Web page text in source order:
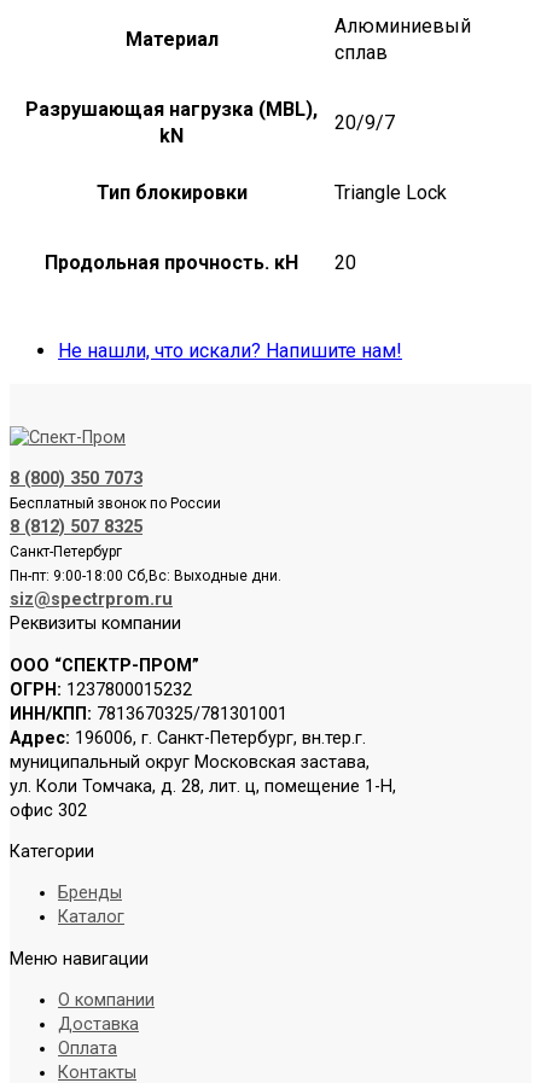
Материал
Алюминиевый
сплав
Разрушающая нагрузка (MBL),
kN
20/9/7
Тип блокировки Triangle Lock
Продольная прочность. кН 20
Не нашли, что искали? Напишите нам!
8 (800) 350 7073
Бесплатный звонок по России
8 (812) 507 8325
Санкт-Петербург
Пн-пт: 9:00-18:00 Сб,Вс: Выходные дни.
siz@spectrprom.ru
Реквизиты компании
ООО “СПЕКТР-ПРОМ”
ОГРН: 1237800015232
ИНН/КПП: 7813670325/781301001
Адрес: 196006, г. Санкт-Петербург, вн.тер.г.
муниципальный округ Московская застава,
ул. Коли Томчака, д. 28, лит. ц, помещение 1-Н,
офис 302
Категории
Бренды
Каталог
Меню навигации
О компании
Доставка
Оплата
Контакты